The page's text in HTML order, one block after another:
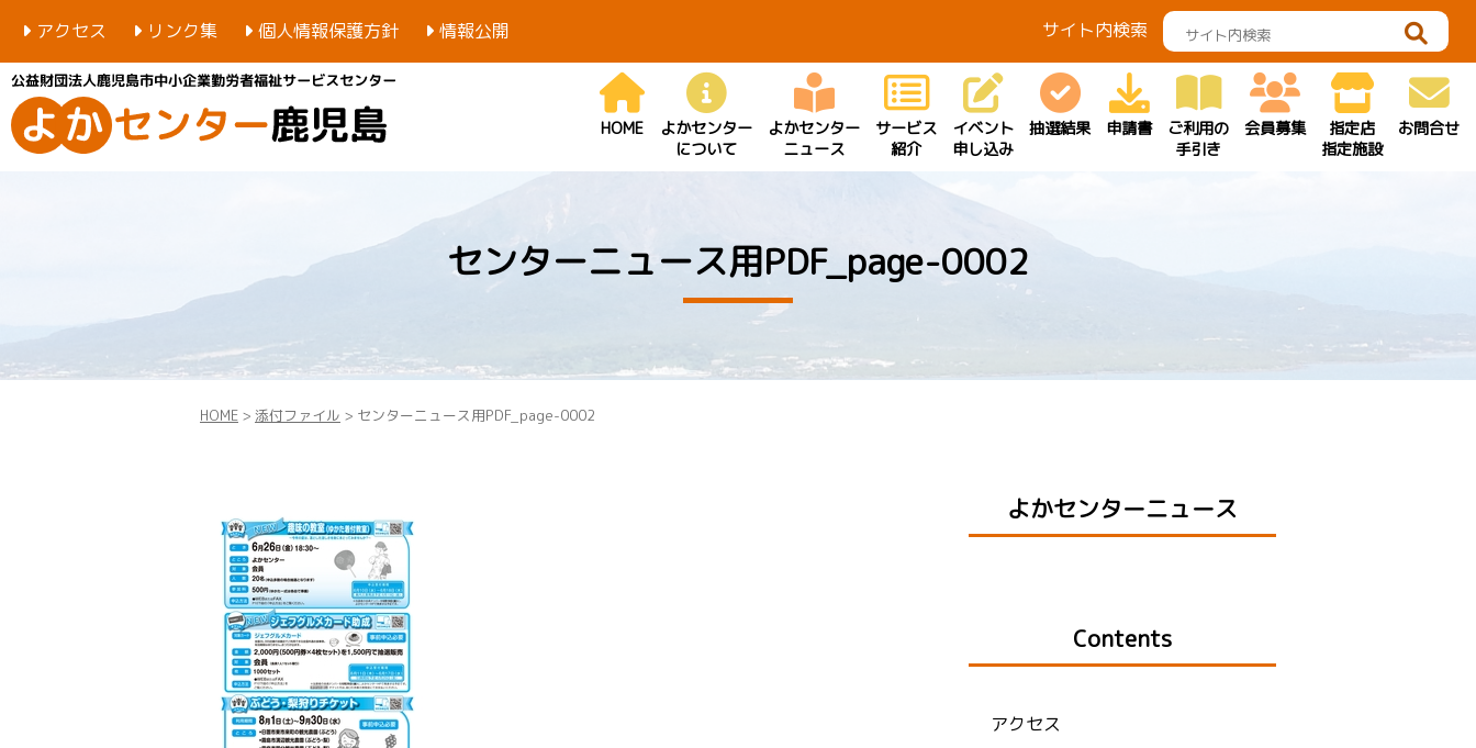
アクセス リンク集 個人情報保護方針 情報公開 サイト内検索
HOME
よかセンター
について
よかセンター
ニュース
サービス
紹介
イベント
申し込み
抽選結果 申請書
ご利用の
手引き
会員募集
指定店
指定施設
お問合せ
センターニュース用PDF_page-0002
HOME > 添付ファイル > センターニュース用PDF_page-0002
よかセンターニュース
Contents
アクセス